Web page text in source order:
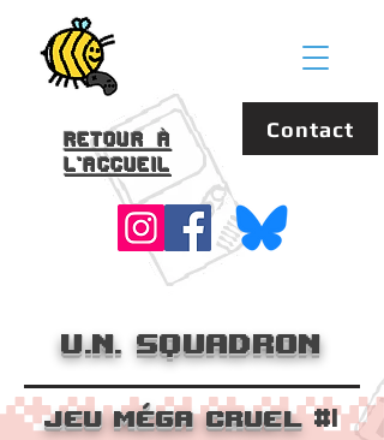
Contact
Retour à
l'accueil
U.N. Squadron
Jeu méga Cruel#1